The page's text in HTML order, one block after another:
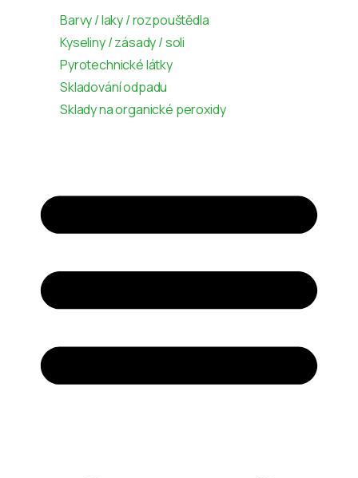
Barvy / laky / rozpouštědla
Kyseliny / zásady / soli
Pyrotechnické látky
Skladování odpadu
Sklady na organické peroxidy